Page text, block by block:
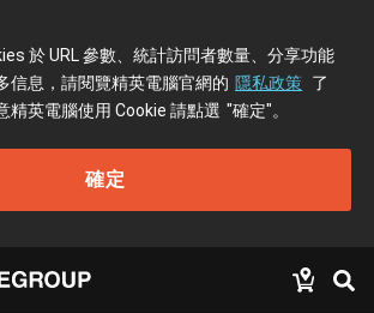
於 URL 參數、統計訪問者數量、分享功能
信息，請閱覽精英電腦官網的 隱私政策 了
精英電腦使用 Cookie 請點選 "確定"。
確定